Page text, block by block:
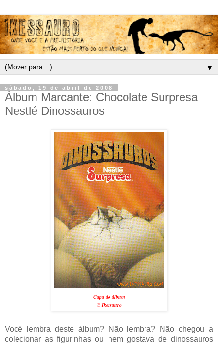
▼
sábado, 19 de abril de 2008
Álbum Marcante: Chocolate Surpresa
Nestlé Dinossauros
Capa do álbum
© Ikessauro
Você lembra deste álbum? Não lembra? Não chegou a
colecionar as figurinhas ou nem gostava de dinossauros